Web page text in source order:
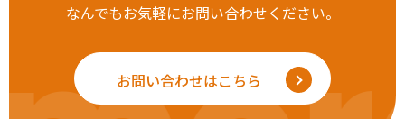
なんでもお気軽にお問い合わせください。
お問い合わせはこちら